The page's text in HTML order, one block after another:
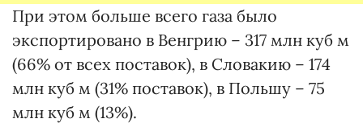
При этом больше всего газа было
экспортировано в Венгрию – 317 млн куб м
(66% от всех поставок), в Словакию – 174
млн куб м (31% поставок), в Польшу – 75
млн куб м (13%).